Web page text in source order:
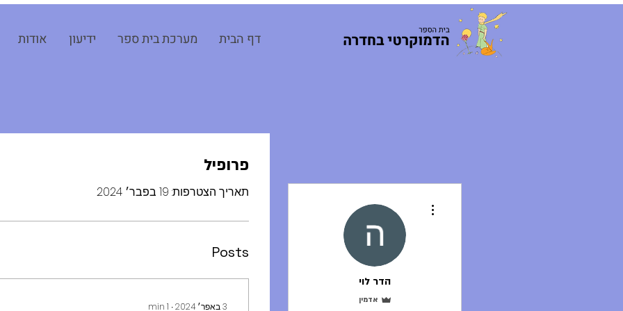
דף הבית מערכת בית ספר ידיעון אודות
פרופיל
תאריך הצטרפות: 19 בפבר׳ 2024
Posts
3 באפר׳ 2024 ∙
1
min
הדר לוי
אדמין